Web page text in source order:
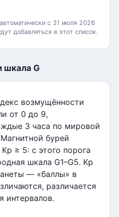
с 31 июля 2026
добавляться в этот список.
шкала G
возмущённости
от 0 до 9,
3 часа по мировой
бурей
≥ 5: с этого порога
шкала G1–G5. Kp
— «баллы» в
различается
интервалов.